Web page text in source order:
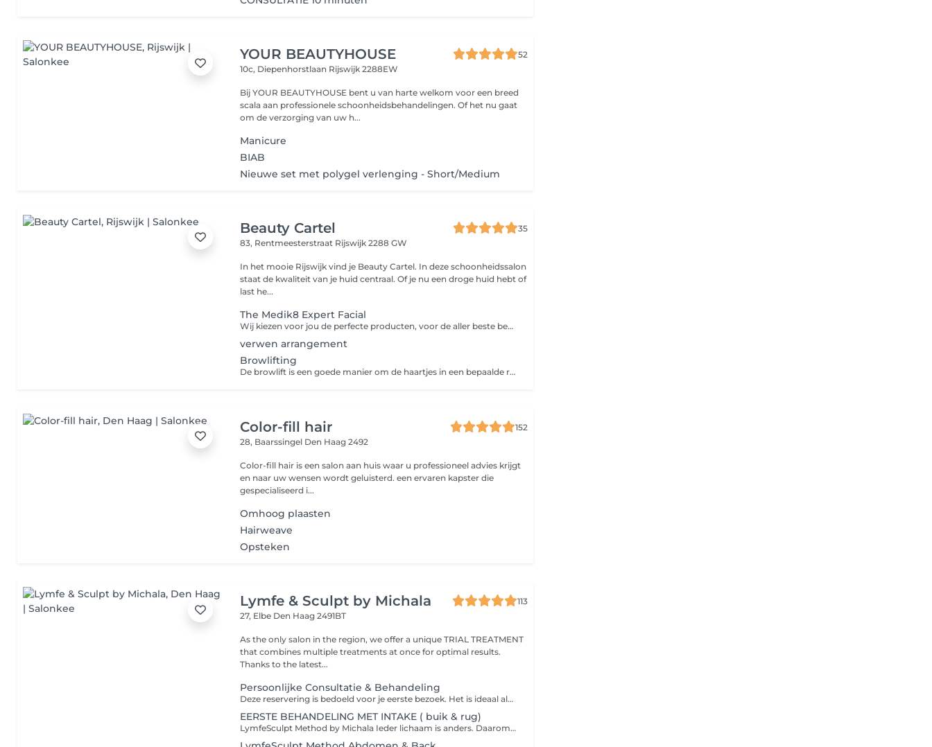
YOUR BEAUTYHOUSE
52
10c, Diepenhorstlaan Rijswijk 2288EW
Bij YOUR BEAUTYHOUSE bent u van harte welkom voor een breed
scala aan professionele schoonheidsbehandelingen. Of het nu gaat
om de verzorging van uw h...
Manicure
BIAB
Nieuwe set met polygel verlenging - Short/Medium
Beauty Cartel
35
83, Rentmeesterstraat Rijswijk 2288 GW
In het mooie Rijswijk vind je Beauty Cartel. In deze schoonheidssalon
staat de kwaliteit van je huid centraal. Of je nu een droge huid hebt of
last he...
The Medik8 Expert Facial
Wij kiezen voor jou de perfecte producten, voor de aller beste behandeling
verwen arrangement
Browlifting
De browlift is een goede manier om de haartjes in een bepaalde richting te brengen. Geschikt voor haartjes die af en toe een eigen wil hebben. Je hoeft je wenkbrauwen niet meer elke dag in model te brengen. Het resultaat blijft tot ongeveer 6 weken zichtbaar, afhankelijk van de groeicyclus van je wenkbrauwen.
Color-fill hair
152
28, Baarssingel Den Haag 2492
Color-fill hair is een salon aan huis waar u professioneel advies krijgt
en naar uw wensen wordt geluisterd. een ervaren kapster die
gespecialiseerd i...
Omhoog plaasten
Hairweave
Opsteken
Lymfe & Sculpt by Michala
113
27, Elbe Den Haag 2491BT
As the only salon in the region, we offer a unique TRIAL TREATMENT
that combines multiple treatments at once for optimal results.
Thanks to the latest...
Persoonlijke Consultatie & Behandeling
Deze reservering is bedoeld voor je eerste bezoek. Het is ideaal als je zowel een consultatie als direct een behandeling wilt ervaren. We starten met een gratis consult en een lichaamsanalyse. In alle rust bespreken we wat je klachten zijn, hoe je je voelt en wat jouw lichaam echt nodig heeft. Je hoeft vooraf niets te kiezen samen met de therapeut kiezen we de behandeling die het meest geschikt voor jou is. Alles wordt altijd eerst uitgelegd en afgestemd. De prijs wordt altijd vooraf besproken. Belangrijke informatie over de betaling! Het bedrag van €45, dat je online betaalt, dient uitsluitend als reserveringsaanbetaling voor het bevestigen van je afspraak. Deze aanbetaling wordt volledig in mindering gebracht op de prijs van de gekozen behandeling. Als nieuwe klant ontvang je 20% korting op je eerste behandeling. De specifieke behandeling en de bijbehorende prijs bespreken we samen ter plaatse, na de consultatie. Er wordt niets uitgevoerd zonder jouw toestemming en je weet altijd vooraf de prijs. De prijslijst van de behandelingen is transparant te vinden op onze website. Ter plaatse betaal je alleen het verschil tussen de prijs van de behandeling (met korting) en de reeds betaalde aanbetaling van €45. Let op: de 20% korting is niet van toepassing op massages, de volledige lichaamslymfedrainage en LymfaSculpt.
EERSTE BEHANDELING MET INTAKE ( buik & rug)
LymfeSculpt Method by Michala Ieder lichaam is anders. Daarom staat een persoonlijke en individuele aanpak centraal binnen deze methode. Uw eerste afspraak begint met een uitgebreide intake, waarbij we samen uw doelen, probleemzones en factoren die uw resultaten kunnen beïnvloeden in kaart brengen. Op basis daarvan stemmen we de behandeling volledig af op uw behoeften. LymfeSculpt is een gespecialiseerde methode gericht op het activeren van het lymfestelsel, het contouren van het lichaam en het behandelen van zones waar vochtophoping, vetophopingen en cellulitis vaak voorkomen. Tijdens de eerste behandeling worden altijd zowel de buik als de rug behandeld, omdat deze gebieden de basis vormen voor een optimale stimulatie van het lymfestelsel. De behandeling helpt niet alleen bij het afvoeren van overtollig vocht en het verminderen van zwellingen, maar richt zich ook op de onderhuidse vetlaag. Door middel van specifieke technieken worden vastzittende vetophopingen losgemaakt en ondersteund in hun natuurlijke verwerking door het lichaam. Hierdoor ervaren veel cliënten niet alleen minder vochtretentie, maar ook een afname van omvang in probleemzones, vermindering van cellulitis en een beter gevormd lichaamscontour. Veel cliënten verlaten de eerste behandeling al met een lichter gevoel, minder een opgeblazen buik en een zichtbaar strakker silhouet. De resultaten ontwikkelen zich bovendien vaak verder in de dagen na de behandeling, terwijl het lichaam blijft werken met vrijgekomen vocht en opgeslagen vetreserves. Contra-indicaties : Hart-, nier- of leveraandoeningen. Acute astma of bronchitis. Trombose en hartoedeem. Huidinfecties. Hypotensie (lage bloeddruk) en hyperthyreoïdie (te snelle schildklierwerking). Spataderen. Zwangerschap, kraamperiode (eerste 6 weken na de bevalling) !!!!! Houd uw e-mail in de gaten! Twee dagen vóór de behandeling ontvangt u belangrijke instructies. Het opvolgen hiervan heeft een grote invloed op het resultaat en helpt u het beste effect te bereiken !!!! Zorg er dan voor dat je bij je reservering aanvinkt dat je onze nieuwsbrief wilt ontvangen. Alleen dan kunnen wij je belangrijke informatie en instructies sturen. Op deze behandeling is geen 20% korting.